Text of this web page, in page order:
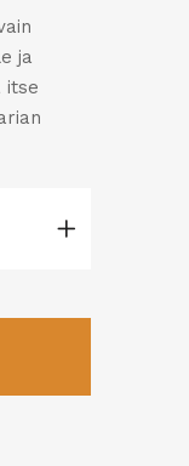
ja
itse